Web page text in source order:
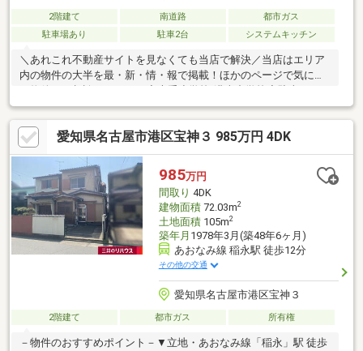
2階建て 南道路
都市ガス
駐車場あり
駐車2台 システムキッチン
＼あれこれ不動産サイトを見なくても当店で解決／当店はエリア
内の物件の大半を最・新・情・報で掲載！ほかのページで気にな
ス：並列２台◆ゆとりのあるリビング◆便利なパントリーあり※
写真をクリックすると、詳細をご覧いただけます。＝＝＝＝＝＝
＝＝＝＝＝＝＝＝＝＝＝＝＝＝＝＝＝＝＝※本物件は売主様居住
中のため、ご見学日につきましてご希望に添えない場合がござい
ます。＝＝＝＝＝＝＝＝＝＝＝＝＝＝＝＝＝＝＝＝＝＝＝＝＝
愛知県名古屋市港区宝神３ 985万円 4DK
985万円
間取り 4DK
建物面積72.03m2
土地面積105m2
築年月 1978年3月(築48年6ヶ月)
あおなみ線 稲永駅 徒歩12分
その他の交通
愛知県名古屋市港区宝神３
2階建て 都市ガス 所有権
－物件のおすすめポイント－▼立地・あおなみ線「稲永」駅 徒歩